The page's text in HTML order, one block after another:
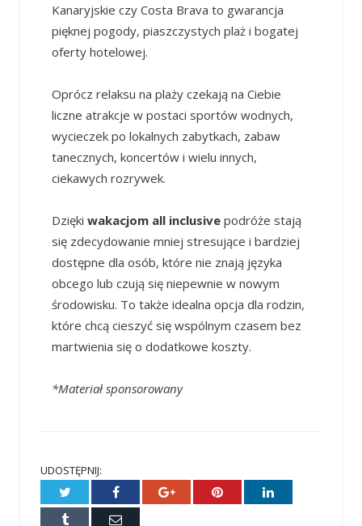
Kanaryjskie czy Costa Brava to gwarancja
pięknej pogody, piaszczystych plaż i bogatej
oferty hotelowej.
Oprócz relaksu na plaży czekają na Ciebie
liczne atrakcje w postaci sportów wodnych,
wycieczek po lokalnych zabytkach, zabaw
tanecznych, koncertów i wielu innych,
ciekawych rozrywek.
Dzięki wakacjom all inclusivepodróże stają
się zdecydowanie mniej stresujące i bardziej
dostępne dla osób, które nie znają języka
obcego lub czują się niepewnie w nowym
środowisku. To także idealna opcja dla rodzin,
które chcą cieszyć się wspólnym czasem bez
martwienia się o dodatkowe koszty.
*Materiał sponsorowany
UDOSTĘPNIJ:
Twitter Facebook Google+ Pinterest LinkedIn
Tumblr E-